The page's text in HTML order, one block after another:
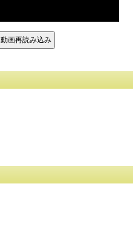
動画再読み込み